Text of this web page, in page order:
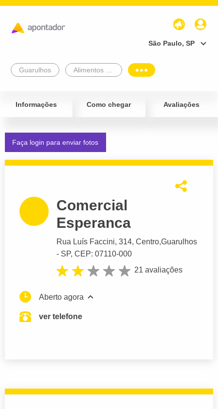
São Paulo, SP
Guarulhos
Informações Como chegar Avaliações
Faça login para enviar fotos
Comercial
Esperanca
Rua Luís Faccini, 314, Centro,Guarulhos
- SP, CEP: 07110-000
21 avaliações
Aberto agora
ver telefone